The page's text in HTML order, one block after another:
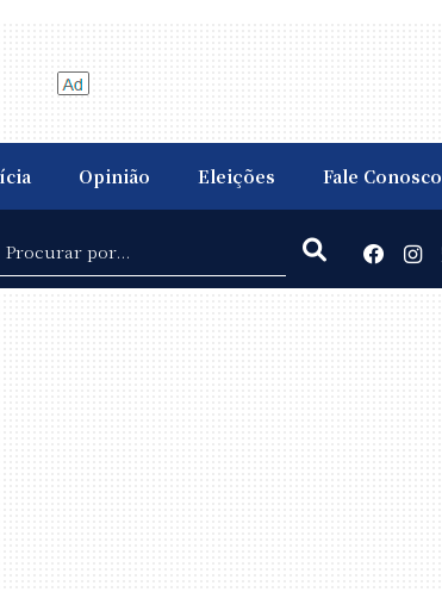
Opinião Eleições Fale Conosco